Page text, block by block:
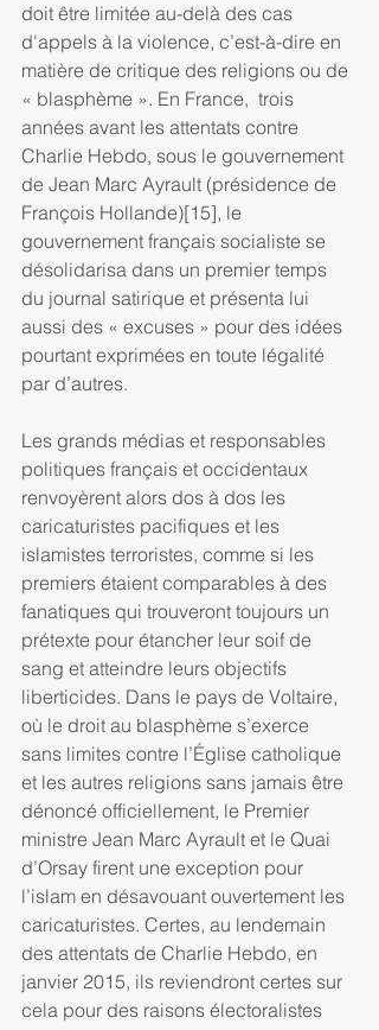
doit être limitée au-delà des cas
d'appels à la violence, c’est-à-dire en
matière de critique des religions ou de
« blasphème ». En France,  trois
années avant les attentats contre
Charlie Hebdo, sous le gouvernement
de Jean Marc Ayrault (présidence de
François Hollande)[15], le
gouvernement français socialiste se
désolidarisa dans un premier temps
du journal satirique et présenta lui
aussi des « excuses » pour des idées
pourtant exprimées en toute légalité
par d’autres.
Les grands médias et responsables
politiques français et occidentaux
renvoyèrent alors dos à dos les
caricaturistes pacifiques et les
islamistes terroristes, comme si les
premiers étaient comparables à des
fanatiques qui trouveront toujours un
prétexte pour étancher leur soif de
sang et atteindre leurs objectifs
liberticides. Dans le pays de Voltaire,
où le droit au blasphème s’exerce
sans limites contre l’Église catholique
et les autres religions sans jamais être
dénoncé officiellement, le Premier
ministre Jean Marc Ayrault et le Quai
d’Orsay firent une exception pour
l’islam en désavouant ouvertement les
caricaturistes. Certes, au lendemain
des attentats de Charlie Hebdo, en
janvier 2015, ils reviendront certes sur
cela pour des raisons électoralistes